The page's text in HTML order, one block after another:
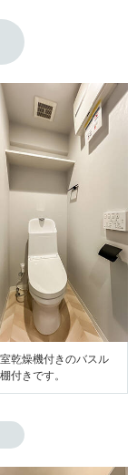
乾燥機付きのバスル
付きです。